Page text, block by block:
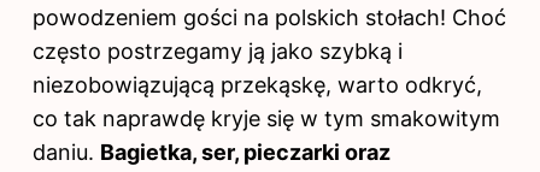
powodzeniem gości na polskich stołach! Choć
często postrzegamy ją jako szybką i
niezobowiązującą przekąskę, warto odkryć,
co tak naprawdę kryje się w tym smakowitym
daniu. Bagietka, ser, pieczarki oraz